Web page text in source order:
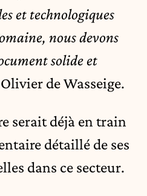
et technologiques
nous devons
solide et
de Wasseige.
serait déjà en train
détaillé de ses
dans ce secteur.